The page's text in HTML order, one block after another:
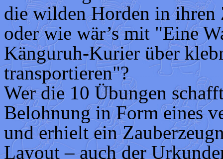
die wilden Horden in ihren
oder wie wär’s mit "Eine
Känguruh-Kurier über
transportieren"?
Wer die 10 Übungen
Belohnung in Form eines
und erhielt ein
Layout – auch der